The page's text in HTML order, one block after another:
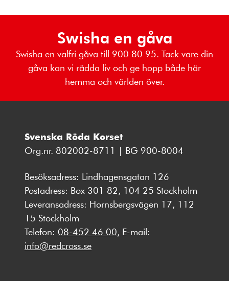
Swisha en gåva
Swisha en valfri gåva till 900 80 95. Tack vare din
gåva kan vi rädda liv och ge hopp både här
hemma och världen över.
Svenska Röda Korset
Org.nr. 802002-8711 | BG 900-8004
Besöksadress: Lindhagensgatan 126
Postadress: Box 301 82, 104 25 Stockholm
Leveransadress: Hornsbergsvägen 17, 112
15 Stockholm
Telefon: 08-452 46 00, E-mail:
info@redcross.se